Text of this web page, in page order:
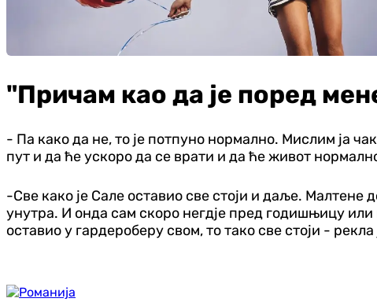
"Причам као да је поред
- Па како да не, то је потпуно нормално. Мислим ја
пут и да ће ускоро да се врати и да ће живот
-Све како је Сале оставио све стоји и даље.
унутра. И онда сам скоро негдје пред годишњицу или
оставио у гардероберу свом, то тако све стоји -